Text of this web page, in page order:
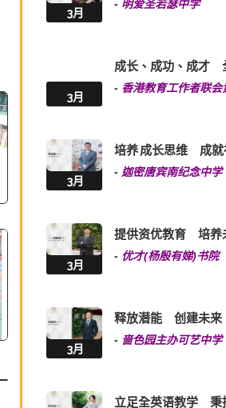
3月
- 明爱圣若瑟中学
3月
成长、成功、成才
- 香港教育工作者联
3月
培养 成长思维 成就
-迦密唐宾南纪念中学
3月
提供资优教育 培养
- 优才(杨殷有娣)书院
3月
释放潜能 创建未
- 啬色园主办可艺中学
立足全英语教学